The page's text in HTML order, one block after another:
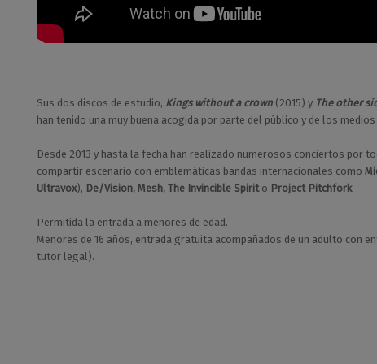
Sus dos discos de estudio, Kings without a crown(2015) y The other
han tenido una muy buena acogida por parte del público y de los
Desde 2013 y hasta la fecha han realizado numerosos conciertos por
compartir escenario con emblemáticas bandas internacionales como
Ultravox), De/Vision, Mesh, The Invincible Spirito Project Pitchfork.
Permitida la entrada a menores de edad.
Menores de 16 años, entrada gratuita acompañados de un adulto con
tutor legal).